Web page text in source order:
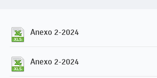
Anexo 2-2024
Anexo 2-2024